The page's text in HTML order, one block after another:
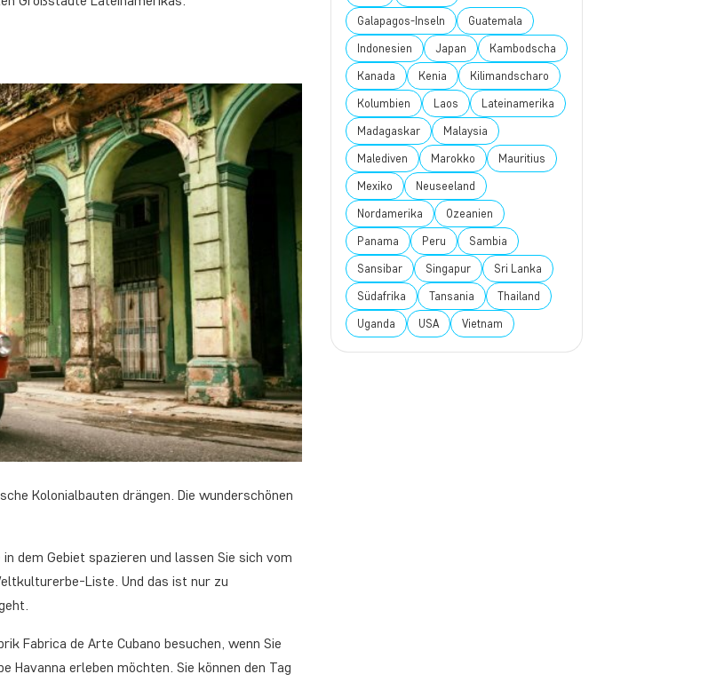
Kolonialbauten drängen. Die wunderschönen
dem Gebiet spazieren und lassen Sie sich vom
Liste. Und das ist nur zu
Fabrica de Arte Cubano besuchen, wenn Sie
Havanna erleben möchten. Sie können den Tag
Galapagos-Inseln Guatemala
Indonesien Japan Kambodscha
Kanada Kenia Kilimandscharo
Kolumbien Laos Lateinamerika
Madagaskar Malaysia
Malediven Marokko Mauritius
Mexiko Neuseeland
Nordamerika Ozeanien
Panama Peru Sambia
Sansibar Singapur Sri Lanka
Südafrika Tansania Thailand
Uganda USA Vietnam